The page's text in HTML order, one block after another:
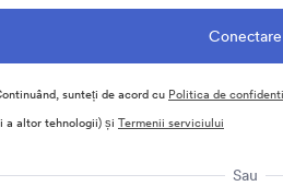
sunteți de acord cu Politica de
a altor tehnologii) și Termenii serviciului
Sau